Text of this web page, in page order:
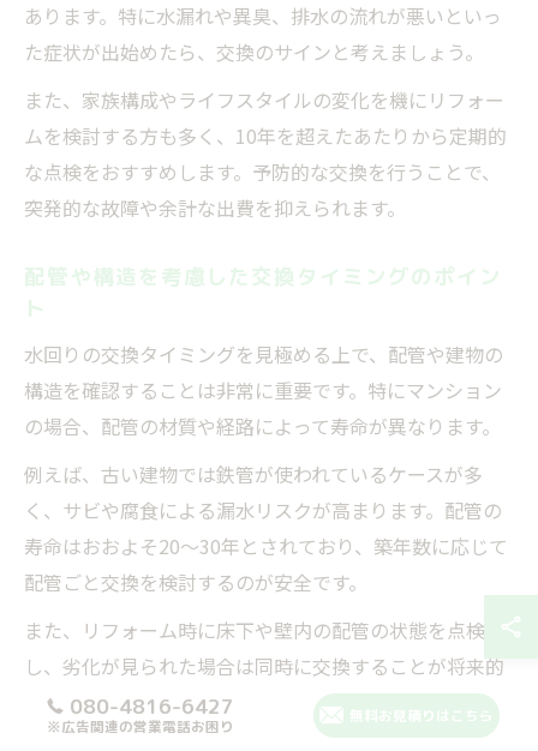
あります。特に水漏れや異臭、排水の流れが悪いといっ
た症状が出始めたら、交換のサインと考えましょう。
また、家族構成やライフスタイルの変化を機にリフォー
ムを検討する方も多く、10年を超えたあたりから定期的
な点検をおすすめします。予防的な交換を行うことで、
突発的な故障や余計な出費を抑えられます。
配管や構造を考慮した交換タイミングのポイン
ト
水回りの交換タイミングを見極める上で、配管や建物の
構造を確認することは非常に重要です。特にマンション
の場合、配管の材質や経路によって寿命が異なります。
例えば、古い建物では鉄管が使われているケースが多
く、サビや腐食による漏水リスクが高まります。配管の
寿命はおおよそ20〜30年とされており、築年数に応じて
配管ごと交換を検討するのが安全です。
また、リフォーム時に床下や壁内の配管の状態を点検
し、劣化が見られた場合は同時に交換することが将来的
なトラブル防止につながります。構造によっては工事範
囲や費用が変動するため、事前の現地調査と専門業者へ
080-4816-6427
※広告関連の営業電話お困り
無料お見積りはこちら